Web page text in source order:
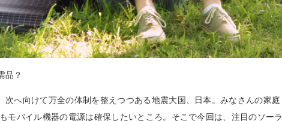
品？
次へ向けて万全の体制を整えつつある地震大国、日本。みなさんの家庭
モバイル機器の電源は確保したいところ。そこで今回は、注目のソーラ